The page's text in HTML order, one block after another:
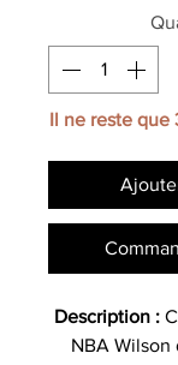
Il ne reste que
Description :
NBA Wilson